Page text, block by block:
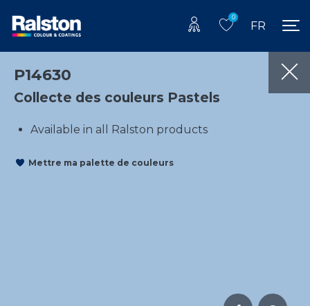
0
FR
P14630
Collecte des couleurs Pastels
Available in all Ralston products
Mettre ma palette de couleurs